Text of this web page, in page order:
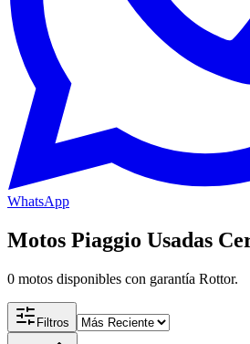
WhatsApp
Motos Piaggio Usadas
0 motos disponibles con garantía Rottor.
Filtros